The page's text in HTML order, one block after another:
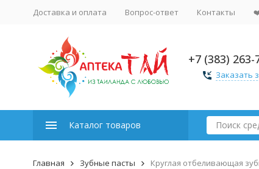
Доставка и оплата Вопрос-ответ Контакты
+7 (383) 263-
Заказать
Каталог товаров
Главная Зубные пасты Круглая отбеливающая